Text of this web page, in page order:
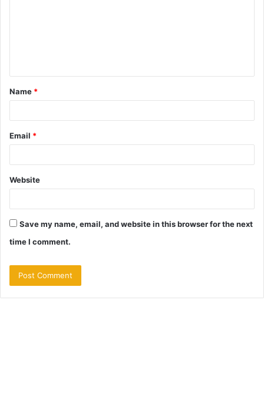
t
*
Name *
Email *
Website
Save my name, email, and website in this browser for the next
time I comment.